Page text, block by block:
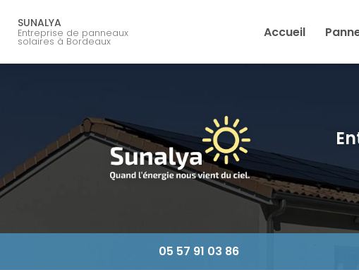
contenu
SUNALYA
Entreprise de panneaux
solaires à Bordeaux
Accueil
05 57 91 03 86